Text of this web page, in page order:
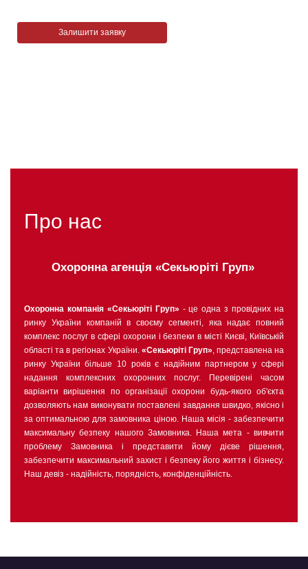
Залишити заявку
Про нас
Охоронна агенція «Секьюріті Груп»
Охоронна компанія «Секьюріті Груп» - це одна з провідних на
ринку України компаній в своєму сегменті, яка надає повний
комплекс послуг в сфері охорони і безпеки в місті Києві, Київській
області та в регіонах України. «Секьюріті Груп» , представлена на
ринку України більше 10 років є надійним партнером у сфері
надання комплексних охоронних послуг. Перевірені часом
варіанти вирішення по організації охорони будь-якого об'єкта
дозволяють нам виконувати поставлені завдання швидко, якісно і
за оптимальною для замовника ціною. Наша місія - забезпечити
максимальну безпеку нашого Замовника. Наша мета - вивчити
проблему Замовника і представити йому дієве рішення,
забезпечити максимальний захист і безпеку його життя і бізнесу.
Наш девіз - надійність, порядність, конфіденційність.